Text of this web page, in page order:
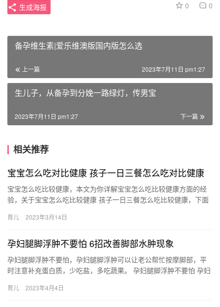
0 0
生成海报
备孕维生素|爱乐维澳版国内版怎么选
上一篇 2023年7月11日 pm1:27
生儿子，从备孕到分娩一路绿灯，传男宝
下一篇
2023年7月11日 pm1:27
相关推荐
宝宝怎么吃对比健康 孩子一日三餐怎么吃对比健康
宝宝怎么吃比较健康，本文为你详解宝宝怎么吃比较健康方面的经
验，关于宝宝怎么吃比较健康 孩子一日三餐怎么吃比较健康，下面
宝…
育儿 2023年3月14日
孕妇腿脚浮肿不要怕 6招改善脚部水肿现象
孕妇腿脚浮肿不要怕，孕妇腿脚浮肿可以让老公帮忙按摩脚部，平
时注意补充蛋白质，少吃盐，多吃蔬果。 孕妇腿脚浮肿不要怕 孕妇
下…
育儿 2023年4月4日